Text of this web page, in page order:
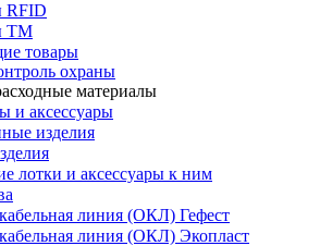
RFID
ТМ
товары
охраны
материалы
и аксессуары
изделия
лотки и аксессуары к ним
линия (ОКЛ) Гефест
линия (ОКЛ) Экопласт